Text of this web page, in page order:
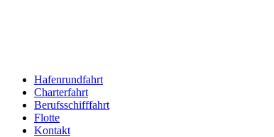
Hafenrundfahrt
Charterfahrt
Berufsschifffahrt
Flotte
Kontakt